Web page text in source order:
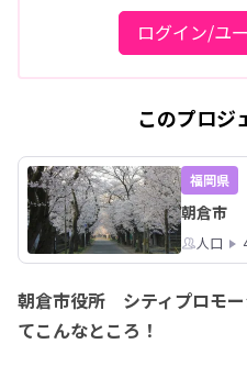
ログイン/ユ
このプロジ
福岡県
朝倉市
人口
朝倉市役所 シティプロモ
てこんなところ！